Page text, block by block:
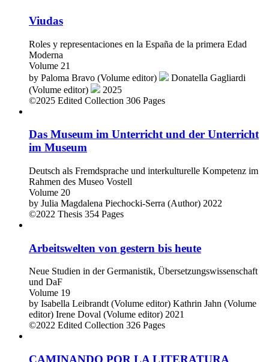
Viudas
Roles y representaciones en la España de la primera Edad
Moderna
Volume 21
by Paloma Bravo (Volume editor)
Donatella Gagliardi
(Volume editor)
2025
©2025 Edited Collection 306 Pages
Das Museum im Unterricht und der Unterricht
im Museum
Deutsch als Fremdsprache und interkulturelle Kompetenz im
Rahmen des Museo Vostell
Volume 20
by Julia Magdalena Piechocki-Serra (Author) 2022
©2022 Thesis 354 Pages
Arbeitswelten von gestern bis heute
Neue Studien in der Germanistik, Übersetzungswissenschaft
und DaF
Volume 19
by Isabella Leibrandt (Volume editor) Kathrin Jahn (Volume
editor) Irene Doval (Volume editor) 2021
©2022 Edited Collection 326 Pages
CAMINANDO POR LA LITERATURA